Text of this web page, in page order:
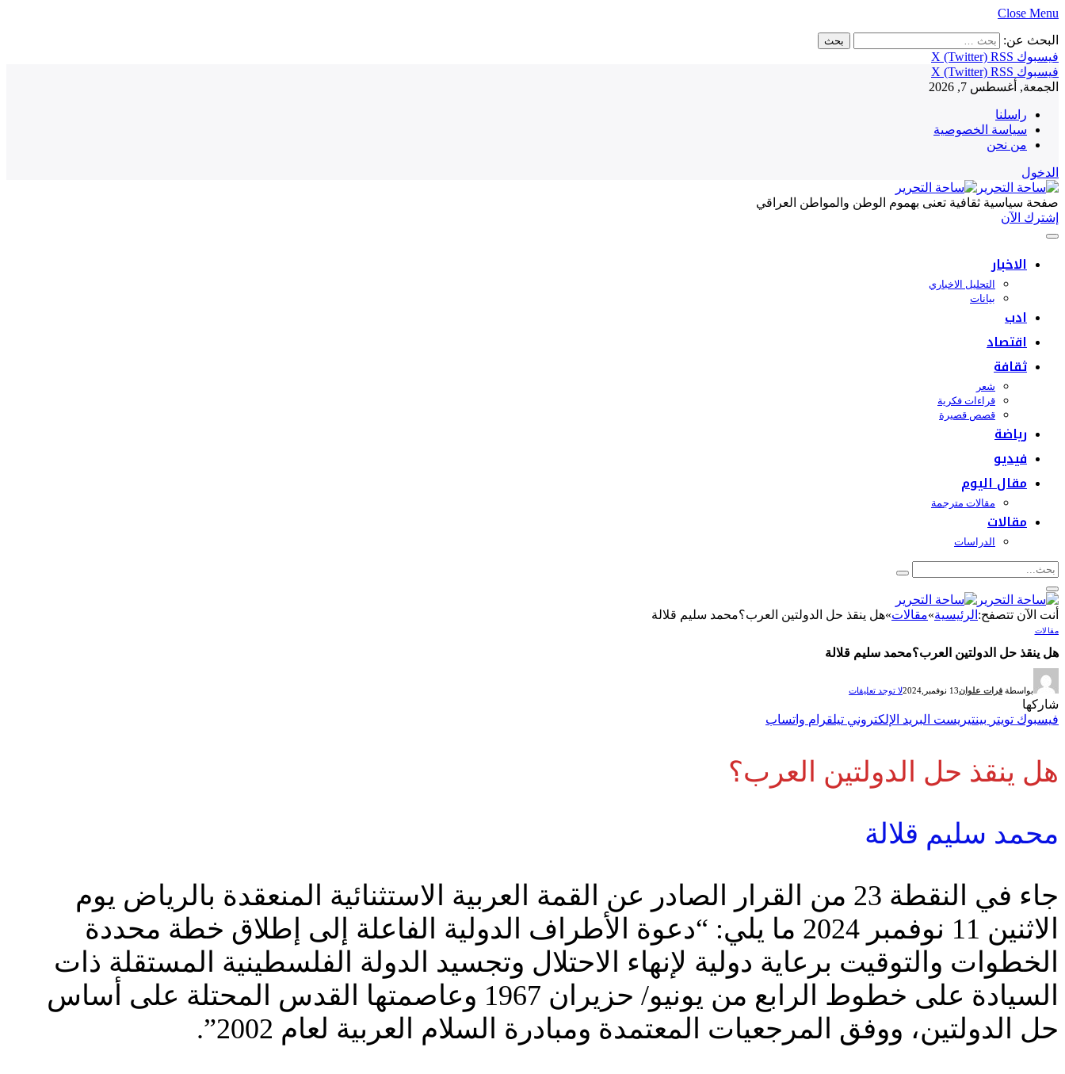
Close Menu
البحث عن:
فيسبوك
X (Twitter) RSS
فيسبوك
X (Twitter) RSS
الجمعة, أغسطس 7, 2026
راسلنا
سياسة الخصوصية
من نحن
الدخول
صفحة سياسية ثقافية تعنى بهموم الوطن والمواطن العراقي
إشترك الآن
الاخبار
التحليل الاخباري
بيانات
ادب
اقتصاد
ثقافة
شعر
قراءات فكرية
قصص قصيرة
رياضة
فيديو
مقال اليوم
مقالات مترجمة
مقالات
الدراسات
أنت الآن تتصفح: الرئيسية»مقالات»هل ينقذ حل الدولتين العرب؟محمد سليم قلالة
مقالات
هل ينقذ حل الدولتين العرب؟محمد سليم قلالة
بواسطة فرات علوان13 نوفمبر,2024 لا توجد تعليقات
شاركها
فيسبوك تويتر بينتيريست البريد الإلكتروني تيلقرام واتساب
هل ينقذ حل الدولتين العرب؟
محمد سليم قلالة
جاء في النقطة 23 من القرار الصادر عن القمة العربية الاستثنائية المنعقدة بالرياض يوم
الاثنين 11 نوفمبر 2024 ما يلي: “دعوة الأطراف الدولية الفاعلة إلى إطلاق خطة محددة
الخطوات والتوقيت برعاية دولية لإنهاء الاحتلال وتجسيد الدولة الفلسطينية المستقلة ذات
السيادة على خطوط الرابع من يونيو/ حزيران 1967 وعاصمتها القدس المحتلة على أساس
حل الدولتين، ووفق المرجعيات المعتمدة ومبادرة السلام العربية لعام 2002”.